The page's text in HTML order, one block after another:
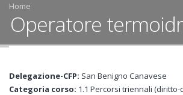
Home
Operatore
Delegazione-CFP: San Benigno Canavese
Categoria corso: 1.1 Percorsi triennali (diritto-